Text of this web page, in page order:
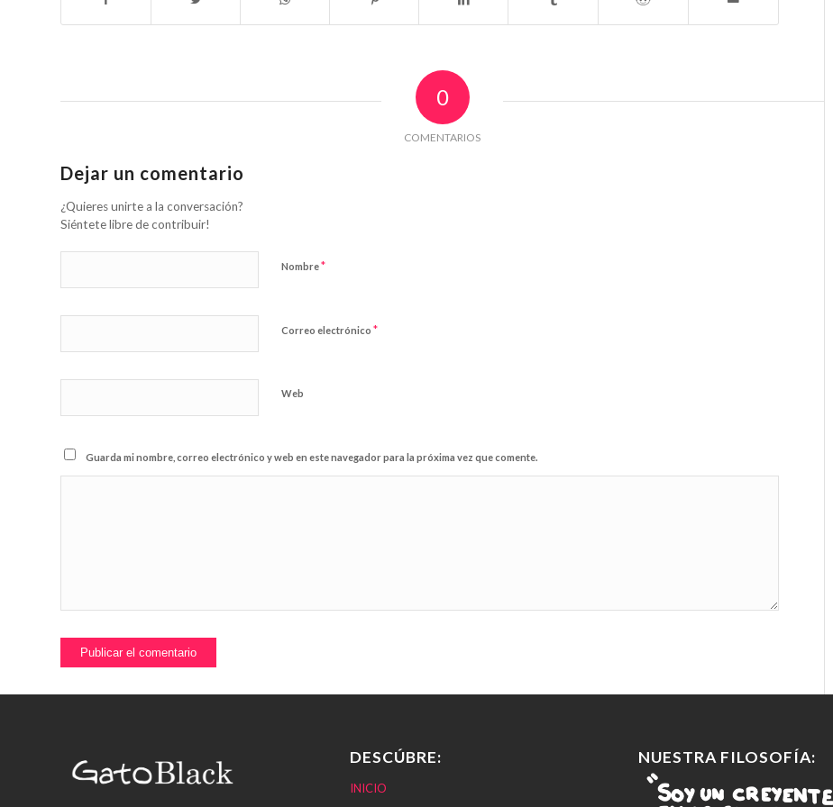
0
COMENTARIOS
Dejar un comentario
¿Quieres unirte a la conversación?
Siéntete libre de contribuir!
Nombre*
Correo electrónico *
Web
Guarda mi nombre, correo electrónico y web en este navegador para la próxima vez que comente.
DESCÚBRE:
INICIO
NUESTRA FILOSOFÍA: